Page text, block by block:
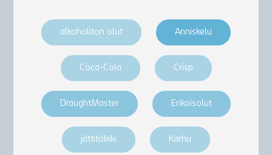
alkoholiton olut Anniskelu
Coca-Cola Crisp
DraughtMaster Erikoisolut
jättitölkki Karhu